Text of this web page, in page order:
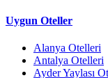
Uygun Oteller
Alanya Otelleri
Antalya Otelleri
Ayder Yaylası